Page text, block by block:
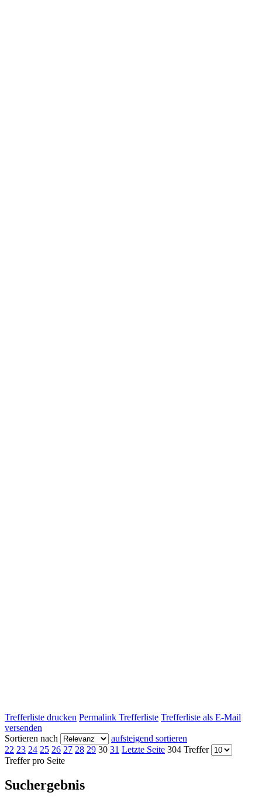
Trefferliste drucken Permalink Trefferliste Trefferliste als E-Mail
versenden
Sortieren nach
aufsteigend sortieren
22 23 24 25 26 27 28 29 30 31 Letzte Seite 304 Treffer
Treffer pro Seite
Suchergebnis